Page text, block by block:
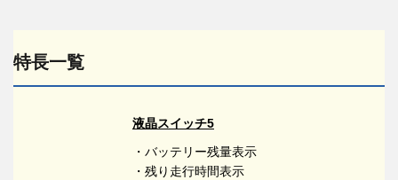
特長一覧
液晶スイッチ5
・バッテリー残量表示
・残り走行時間表示